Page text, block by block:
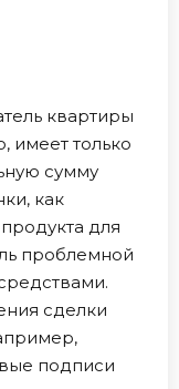
квартиры
имеет только
сумму
как
для
проблемной
сделки
подписи